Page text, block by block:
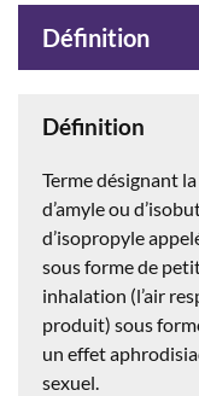
Définition
Définition
Terme désignant
d’amyle ou
d’isopropyle
sous forme de
inhalation (l’air
produit) sous
un effet
sexuel.